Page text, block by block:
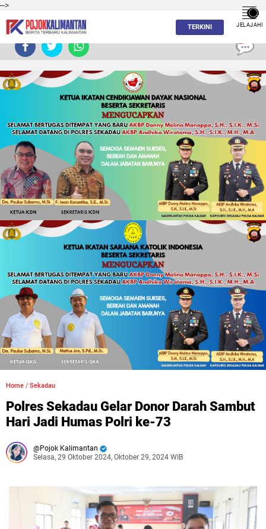
-->
TERKINI JELAJAHI
Home / Sekadau
Polres Sekadau Gelar Donor Darah Sambut
Hari Jadi Humas Polri ke-73
Pojok Kalimantan
Selasa, 29 Oktober 2024, Oktober 29, 2024 WIB